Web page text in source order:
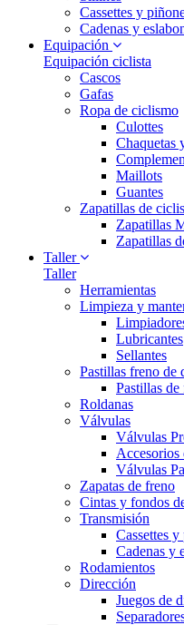
Cassettes y
Cadenas y
Equipación
Equipación ciclista
Cascos
Gafas
Ropa de ciclismo
Culottes
Chaquetas
Maillots
Guantes
Zapatillas de
Zapatillas
Zapatillas
Taller
Taller
Herramientas
Limpieza y
Lubricantes
Sellantes
Pastillas freno de
Pastillas
Roldanas
Válvulas
Válvulas
Accesorios
Válvulas
Zapatas de freno
Cintas y fondos
Transmisión
Cassettes
Cadenas y
Rodamientos
Dirección
Juegos de